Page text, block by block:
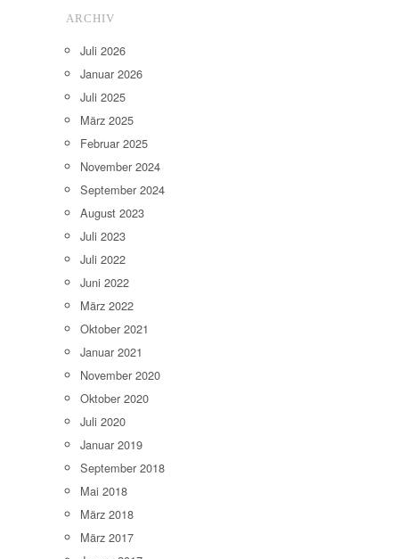
ARCHIV
Juli 2026
Januar 2026
Juli 2025
März 2025
Februar 2025
November 2024
September 2024
August 2023
Juli 2023
Juli 2022
Juni 2022
März 2022
Oktober 2021
Januar 2021
November 2020
Oktober 2020
Juli 2020
Januar 2019
September 2018
Mai 2018
März 2018
März 2017